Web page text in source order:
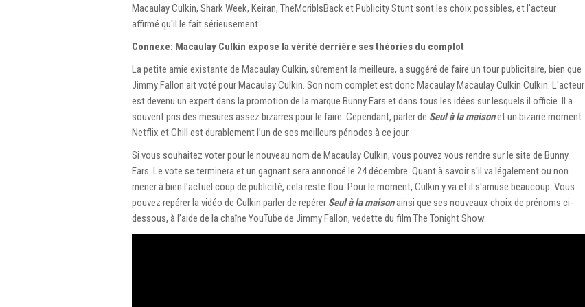
Macaulay Culkin, Shark Week, Keiran, TheMcribIsBack et Publicity Stunt sont les choix possibles, et l'acteur
affirmé qu'il le fait sérieusement.
Connexe: Macaulay Culkin expose la vérité derrière ses théories du complot
La petite amie existante de Macaulay Culkin, sûrement la meilleure, a suggéré de faire un tour publicitaire, bien que
Jimmy Fallon ait voté pour Macaulay Culkin. Son nom complet est donc Macaulay Macaulay Culkin Culkin. L'acteur
est devenu un expert dans la promotion de la marque Bunny Ears et dans tous les idées sur lesquels il officie. Il a
souvent pris des mesures assez bizarres pour le faire. Cependant, parler de Seul à la maisonet un bizarre moment
Netflix et Chill est durablement l’un de ses meilleurs périodes à ce jour.
Si vous souhaitez voter pour le nouveau nom de Macaulay Culkin, vous pouvez vous rendre sur le site de Bunny
Ears. Le vote se terminera et un gagnant sera annoncé le 24 décembre. Quant à savoir s'il va légalement ou non
mener à bien l'actuel coup de publicité, cela reste flou. Pour le moment, Culkin y va et il s'amuse beaucoup. Vous
pouvez repérer la vidéo de Culkin parler de repérer Seul à la maisonainsi que ses nouveaux choix de prénoms ci-
dessous, à l’aide de la chaîne YouTube de Jimmy Fallon, vedette du film The Tonight Show.